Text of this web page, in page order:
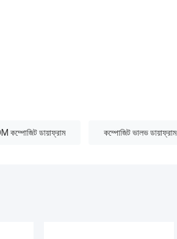
কম্পোজিট ডায়াফ্রাম কম্পোজিট ভালভ ডায়াফ্রাম